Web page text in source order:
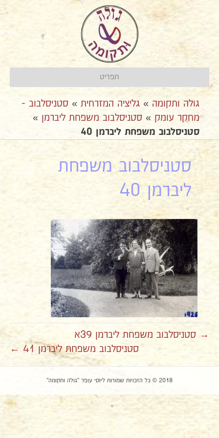
תפריט
גולה ותקומה » גליציה המזרחית » סטניסלבוב -
מחקר עומק » סטניסלבוב משפחת ליברמן »
סטניסלבוב משפחת ליברמן 40
סטניסלבוב משפחת
ליברמן 40
→ סטניסלבוב משפחת ליברמן 39א
סטניסלבוב משפחת ליברמן 41 ←
2018 © כל הזכויות שמורות ליוסי עופר "גולה ותקומה"